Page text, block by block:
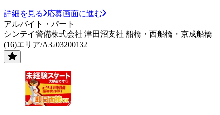
詳細を見る
応募画面に進む
アルバイト・パート
シンテイ警備株式会社 津田沼支社 船橋・西船橋・京成船橋
(16)エリア/A3203200132